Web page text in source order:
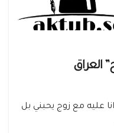
العراق
عليه مع زوج يحبني بل